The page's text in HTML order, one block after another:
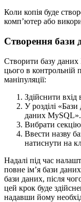
Коли копія буде
комп’ютер або
Створення бази
Створити базу
цього в контрольній
маніпуляції:
Здійснити вхід
У розділі
даних MySQL».
Вибрати
Ввести назву
натиснути на
Надалі під час
повне ім’я бази
бази даних, після
цей крок буде
надавши йому